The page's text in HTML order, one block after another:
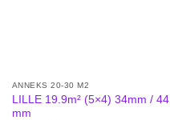
ANNEKS 20-30 M2
LILLE 19.9m² (5×4) 34mm / 44
mm